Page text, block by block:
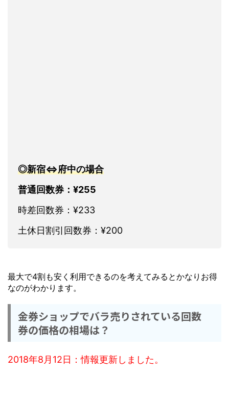
◎新宿⇔府中の場合
普通回数券：¥255
時差回数券：¥233
土休日割引回数券：¥200
最大で4割も安く利用できるのを考えてみるとかなりお得
なのがわかります。
金券ショップでバラ売りされている回数
券の価格の相場は？
2018年8月12日：情報更新しました。